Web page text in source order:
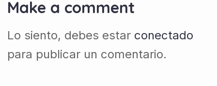
Make a comment
Lo siento, debes estar conectado
para publicar un comentario.